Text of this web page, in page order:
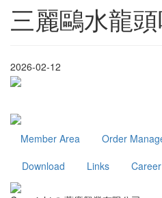
三麗鷗水龍
2026-02-12
Member Area Order
Download
Links Career